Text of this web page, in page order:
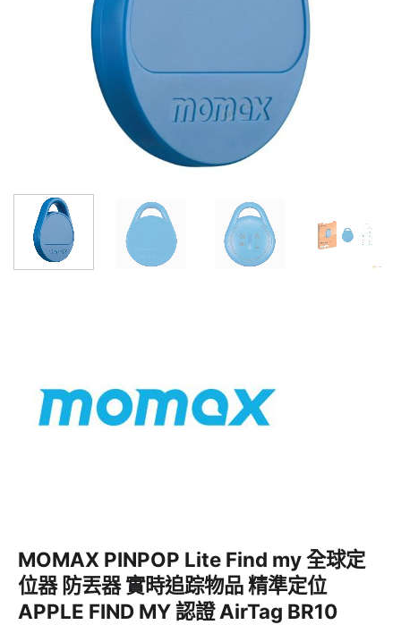
MOMAX PINPOP Lite Find my 全球定
位器 防丟器 實時追踪物品 精準定位
APPLE FIND MY 認證 AirTag BR10